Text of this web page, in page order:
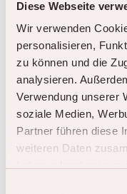
Diese Webseite
Wir verwenden
personalisieren,
zu können und die
analysieren.
Verwendung unserer
soziale Medien,
Partner führen diese
weiteren Daten
hochgondeln oder
Meisterdetektiv
die ganz grossen
Jungfraujoch oder
Steinwurf entfernt.
AUSFLUGSZIELE